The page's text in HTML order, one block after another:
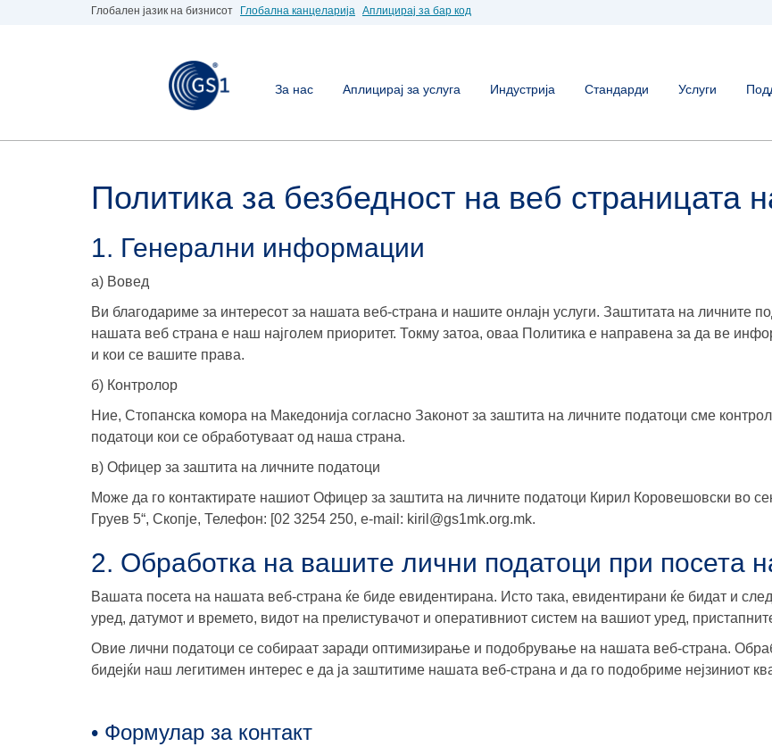
Глобален јазик на бизнисот Глобална канцеларија Аплицирај за бар код
За нас Аплицирај за услуга Индустрија Стандарди Услуги
Политика за безбедност на веб страницата
1. Генерални информации
а) Вовед
Ви благодариме за интересот за нашата веб-страна и нашите онлајн услуги. Заштитата на личните
нашата веб страна е наш најголем приоритет. Токму затоа, оваа Политика е направена за да ве
и кои се вашите права.
б) Контролор
Ние, Стопанска комора на Македонија согласно Законот за заштита на личните податоци сме
податоци кои се обработуваат од наша страна.
в) Офицер за заштита на личните податоци
Може да го контактирате нашиот Офицер за заштита на личните податоци Кирил Коровешовски во
Груев 5“, Скопје, Телефон: [02 3254 250, e-mail: kiril@gs1mk.org.mk.
2. Oбработка на вашите лични податоци при посета
Вашата посета на нашата веб-страна ќе биде евидентирана. Исто така, евидентирани ќе бидат и
уред, датумот и времето, видот на прелистувачот и оперативниот систем на вашиот уред,
Овие лични податоци се собираат заради оптимизирање и подобрување на нашата веб-страна.
бидејќи наш легитимен интерес е да ја заштитиме нашата веб-страна и да го подобриме нејзиниот
• Формулар за контакт